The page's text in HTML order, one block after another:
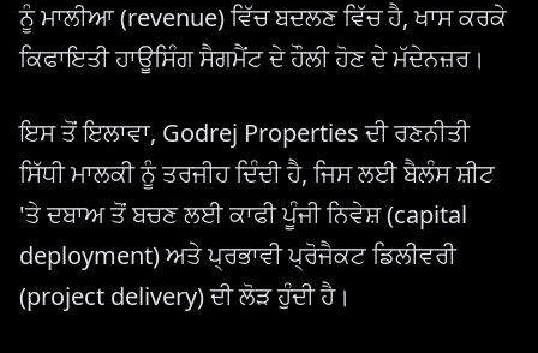
ਨੂੰ ਮਾਲੀਆ (revenue) ਵਿੱਚ ਬਦਲਣ ਵਿੱਚ ਹੈ, ਖਾਸ ਕਰਕੇ
ਕਿਫਾਇਤੀ ਹਾਊਸਿੰਗ ਸੈਗਮੈਂਟ ਦੇ ਹੌਲੀ ਹੋਣ ਦੇ ਮੱਦੇਨਜ਼ਰ।
ਇਸ ਤੋਂ ਇਲਾਵਾ, Godrej Properties ਦੀ ਰਣਨੀਤੀ
ਸਿੱਧੀ ਮਾਲਕੀ ਨੂੰ ਤਰਜੀਹ ਦਿੰਦੀ ਹੈ, ਜਿਸ ਲਈ ਬੈਲੰਸ ਸ਼ੀਟ
'ਤੇ ਦਬਾਅ ਤੋਂ ਬਚਣ ਲਈ ਕਾਫੀ ਪੂੰਜੀ ਨਿਵੇਸ਼ (capital
deployment) ਅਤੇ ਪ੍ਰਭਾਵੀ ਪ੍ਰੋਜੈਕਟ ਡਿਲੀਵਰੀ
(project delivery) ਦੀ ਲੋੜ ਹੁੰਦੀ ਹੈ।